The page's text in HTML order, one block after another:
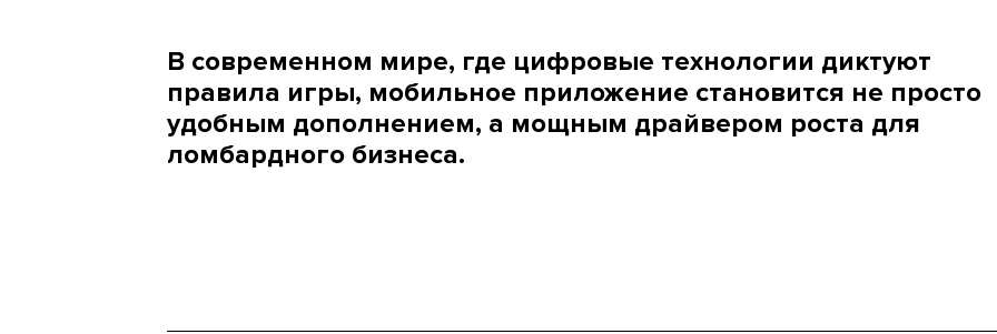
В современном мире, где цифровые технологии диктуют
правила игры, мобильное приложение становится не просто
удобным дополнением, а мощным драйвером роста для
ломбардного бизнеса.